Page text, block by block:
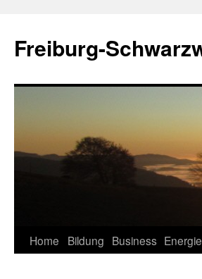
springen
Freiburg-
Home Bildung Business Energie